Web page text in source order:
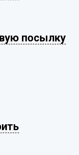
посылку